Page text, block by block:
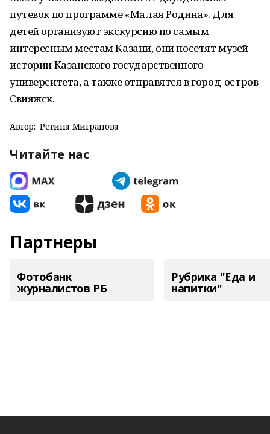
путевок по программе «Малая Родина». Для
детей организуют экскурсию по самым
интересным местам Казани, они посетят музей
истории Казанского государственного
университета, а также отправятся в город-остров
Свияжск.
Автор: Регина Мигранова
Читайте нас
Партнеры
Фотобанк
журналистов РБ
Рубрика "Еда и
напитки"